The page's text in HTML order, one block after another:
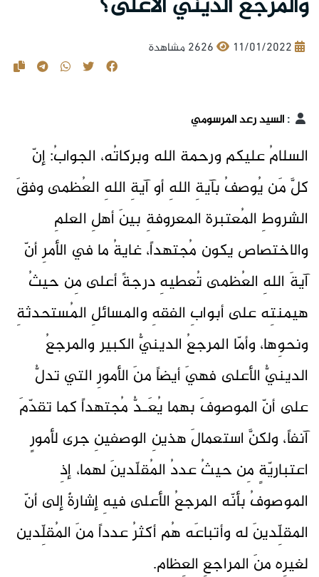
11/01/2022 2626 مشاهدة
:السيد رعد المرسومي
السلامُ عليكم ورحمة الله وبركاتُه، الجوابُ: إنّ
كلَّ مَن يُوصفُ بآيةِ اللهِ أو آيةِ اللهِ العُظمى وفقَ
الشروطِ المُعتبرة المعروفةِ بينَ أهلِ العلمِ
والاختصاص يكون مُجتهداً، غايةُ ما في الأمرِ أنّ
آيةَ اللهِ العُظمى تُعطيهِ درجةً أعلى مِن حيثُ
هيمنتِه على أبوابِ الفقهِ والمسائلِ المُستحدثةِ
ونحوِها، وأمّا المرجعُ الدينيُّ الكبير والمرجعُ
الدينيُّ الأعلى فهيَ أيضاً منَ الأمورِ التي تدلُّ
على أنّ الموصوفَ بهما يُعَـدُّ مُجتهداً كما تقدّمَ
آنفاً، ولكنَّ استعمالَ هذينِ الوصفينِ جرى لأمورٍ
اعتباريّةٍ مِن حيثُ عددُ المُقلّدينَ لهما، إذِ
الموصوفُ بأنّه المرجعُ الأعلى فيهِ إشارةٌ إلى أنّ
المقلِّدينَ له وأتباعَه هُم أكثرُ عدداً منَ المُقلِّدين
لغيرِه منَ المراجعِ العِظام.